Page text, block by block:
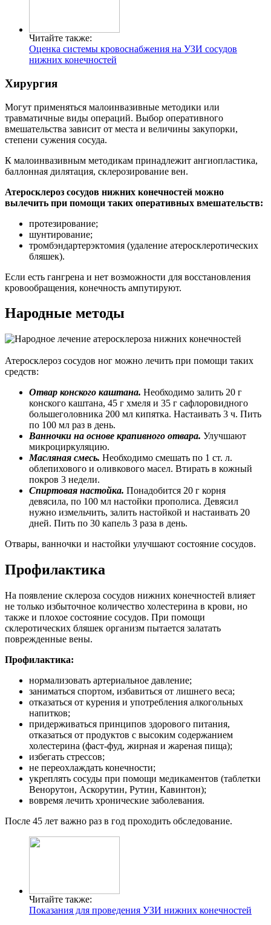
Читайте также:
Оценка системы кровоснабжения на УЗИ сосудов
нижних конечностей
Хирургия
Могут применяться малоинвазивные методики или
травматичные виды операций. Выбор оперативного
вмешательства зависит от места и величины закупорки,
степени сужения сосуда.
К малоинвазивным методикам принадлежит ангиопластика,
баллонная дилятация, склерозирование вен.
Атеросклероз сосудов нижних конечностей можно
вылечить при помощи таких оперативных вмешательств:
протезирование;
шунтирование;
тромбэндартерэктомия (удаление атеросклеротических
бляшек).
Если есть гангрена и нет возможности для восстановления
кровообращения, конечность ампутируют.
Народные методы
Атеросклероз сосудов ног можно лечить при помощи таких
средств:
Отвар конского каштана. Необходимо залить 20 г
конского каштана, 45 г хмеля и 35 г сафлоровидного
большеголовника 200 мл кипятка. Настаивать 3 ч. Пить
по 100 мл раз в день.
Ванночки на основе крапивного отвара. Улучшают
микроциркуляцию.
Масляная смесь. Необходимо смешать по 1 ст. л.
облепихового и оливкового масел. Втирать в кожный
покров 3 недели.
Спиртовая настойка. Понадобится 20 г корня
девясила, по 100 мл настойки прополиса. Девясил
нужно измельчить, залить настойкой и настаивать 20
дней. Пить по 30 капель 3 раза в день.
Отвары, ванночки и настойки улучшают состояние сосудов.
Профилактика
На появление склероза сосудов нижних конечностей влияет
не только избыточное количество холестерина в крови, но
также и плохое состояние сосудов. При помощи
склеротических бляшек организм пытается залатать
поврежденные вены.
Профилактика:
нормализовать артериальное давление;
заниматься спортом, избавиться от лишнего веса;
отказаться от курения и употребления алкогольных
напитков;
придерживаться принципов здорового питания,
отказаться от продуктов с высоким содержанием
холестерина (фаст-фуд, жирная и жареная пища);
избегать стрессов;
не переохлаждать конечности;
укреплять сосуды при помощи медикаментов (таблетки
Венорутон, Аскорутин, Рутин, Кавинтон);
вовремя лечить хронические заболевания.
После 45 лет важно раз в год проходить обследование.
Читайте также:
Показания для проведения УЗИ нижних конечностей